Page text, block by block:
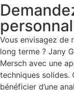
Vous envisagez de
long terme ? Jany
Mersch avec une
techniques
bénéficier d’une